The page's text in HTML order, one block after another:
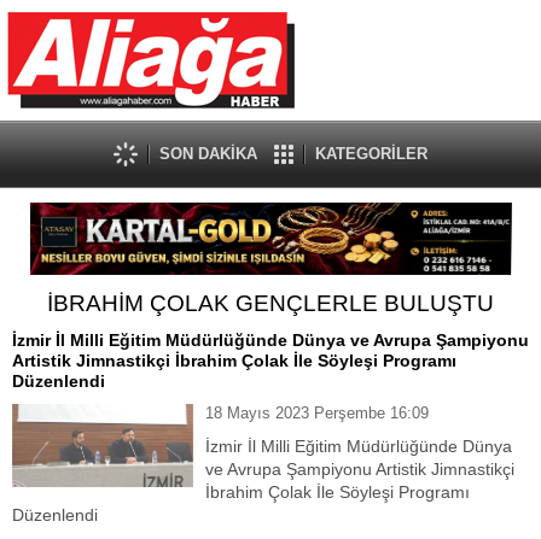
SON DAKİKA KATEGORİLER
İBRAHİM ÇOLAK GENÇLERLE BULUŞTU
İzmir İl Milli Eğitim Müdürlüğünde Dünya ve Avrupa Şampiyonu
Artistik Jimnastikçi İbrahim Çolak İle Söyleşi Programı
Düzenlendi
18 Mayıs 2023 Perşembe 16:09
İzmir İl Milli Eğitim Müdürlüğünde Dünya
ve Avrupa Şampiyonu Artistik Jimnastikçi
İbrahim Çolak İle Söyleşi Programı
Düzenlendi